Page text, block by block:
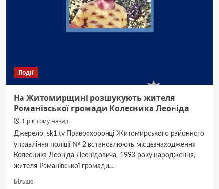
Події
На Житомирщині розшукують жителя
Романівської громади Колесника Леоніда
1 рік тому назад
Джерело: sk1.tv Правоохоронці Житомирського районного
управління поліції № 2 встановлюють місцезнаходження
Колесника Леоніда Леонідовича, 1993 року народження,
жителя Романівської громади....
БільшеДокладніше